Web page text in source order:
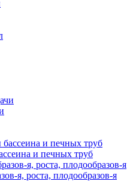
и печных труб
я, роста, плодообразов-я